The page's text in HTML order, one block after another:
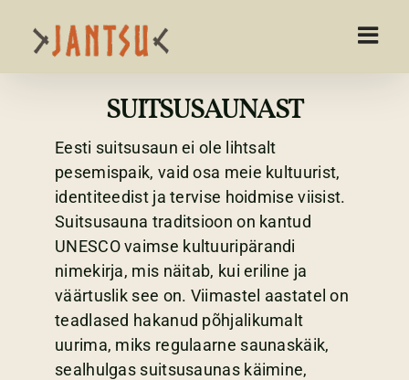
content
SUITSUSAUNAST
Eesti suitsusaun ei ole lihtsalt
pesemispaik, vaid osa meie kultuurist,
identiteedist ja tervise hoidmise viisist.
Suitsusauna traditsioon on kantud
UNESCO vaimse kultuuripärandi
nimekirja, mis näitab, kui eriline ja
väärtuslik see on. Viimastel aastatel on
teadlased hakanud põhjalikumalt
uurima, miks regulaarne saunaskäik,
sealhulgas suitsusaunas käimine,